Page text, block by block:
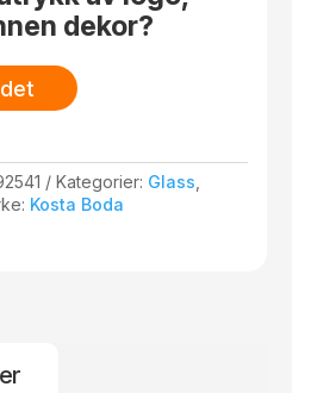
dekor?
Kategorier: Glass
Kosta Boda